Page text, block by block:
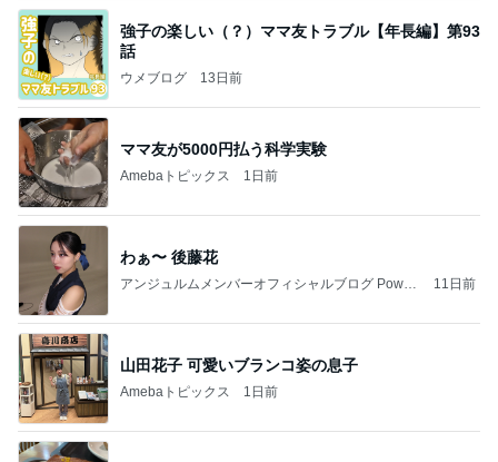
強子の楽しい（？）ママ友トラブル【年長編】第93
話
ウメブログ 13日前
ママ友が5000円払う科学実験
Amebaトピックス 1日前
わぁ〜 後藤花
アンジュルムメンバーオフィシャルブログ Power
11日前
山田花子 可愛いブランコ姿の息子
Amebaトピックス 1日前